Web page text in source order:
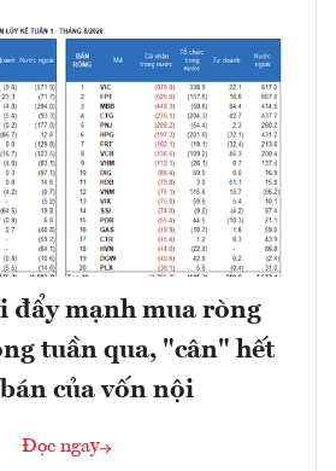
đẩy mạnh mua ròng
tuần qua, "cân" hết
của vốn nội
Đọc ngay